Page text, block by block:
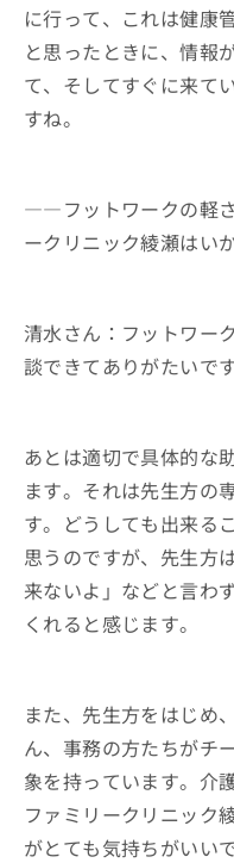
に行って、これは健康
と思ったときに、情報
て、そしてすぐに来て
すね。
――フットワークの軽
ークリニック綾瀬はい
清水さん：フットワー
談できてありがたいです
あとは適切で具体的な
ます。それは先生方の
す。どうしても出来る
思うのですが、先生方
来ないよ」などと言わ
くれると感じます。
また、先生方をはじめ、
ん、事務の方たちがチ
象を持っています。介
ファミリークリニック
がとても気持ちがいいで